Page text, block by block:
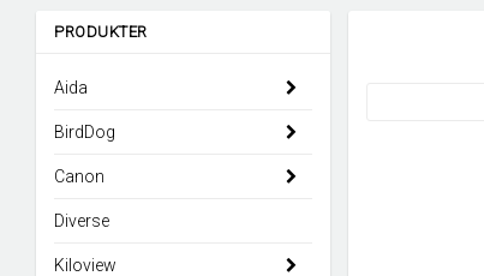
PRODUKTER
Aida
BirdDog
Canon
Diverse
Kiloview